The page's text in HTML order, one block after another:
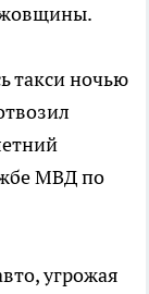
такси ночью
МВД по
угрожая